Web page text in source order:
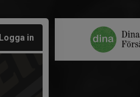
Logga in